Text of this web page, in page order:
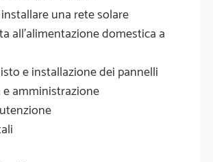
una rete solare
all'alimentazione domestica a
e installazione dei pannelli
amministrazione